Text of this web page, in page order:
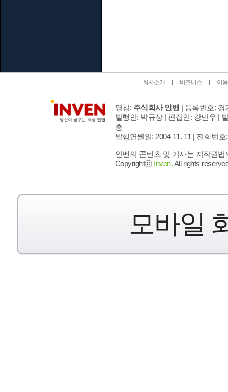
회사소개 비즈니스 이
명칭: 주식회사 인벤 | 등록번호: 경
발행인: 박규상 | 편집인: 강민우 |
층
발행연월일: 2004 11. 11 | 전화번호
인벤의 콘텐츠 및 기사는 저작권
Copyrightⓒ Inven.All rights
모바일